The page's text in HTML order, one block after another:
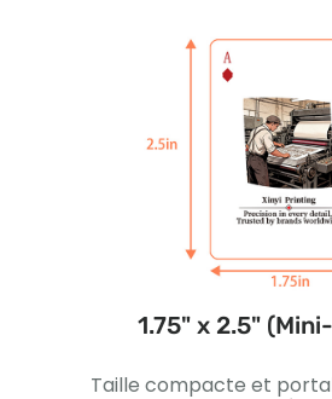
1.75" x 2.5"
Taille compacte et